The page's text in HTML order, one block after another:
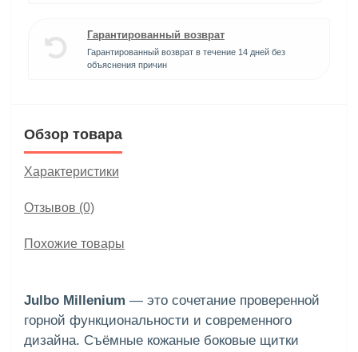
Гарантированный возврат
Гарантированный возврат в течение 14 дней без
объяснения причин
Обзор товара
Характеристики
Отзывов (0)
Похожие товары
Julbo Millenium — это сочетание проверенной
горной функциональности и современного
дизайна. Съёмные кожаные боковые щитки